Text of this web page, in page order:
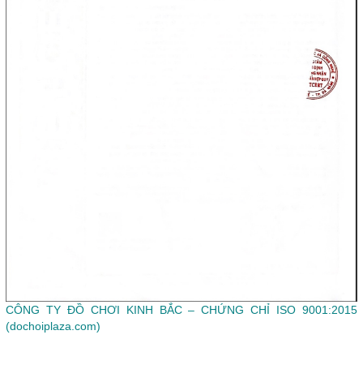
CÔNG TY ĐỒ CHƠI KINH BẮC – CHỨNG CHỈ ISO 9001:2015
(dochoiplaza.com)